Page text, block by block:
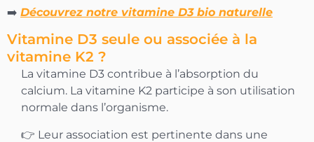
➡️ Découvrez notre vitamine D3 bio naturelle
Vitamine D3 seule ou associée à la
vitamine K2 ?
La vitamine D3 contribue à l’absorption du
calcium. La vitamine K2 participe à son utilisation
normale dans l’organisme.
👉 Leur association est pertinente dans une